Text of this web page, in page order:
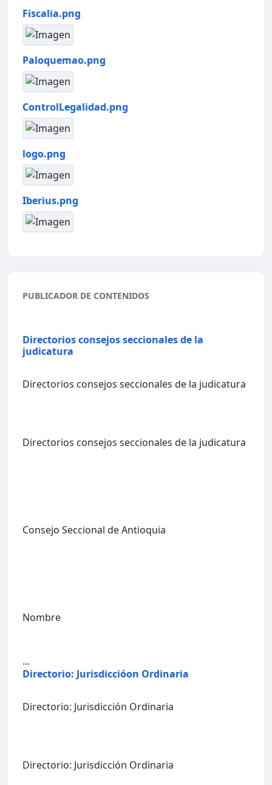
Fiscalia.png
Paloquemao.png
ControlLegalidad.png
logo.png
Iberius.png
PUBLICADOR DE CONTENIDOS
Directorios consejos seccionales de la
judicatura
Directorios consejos seccionales de la judicatura
Directorios consejos seccionales de la judicatura
Consejo Seccional de Antioquia
Nombre
...
Directorio: Jurisdiccióon Ordinaria
Directorio: Jurisdicción Ordinaria
Directorio: Jurisdicción Ordinaria